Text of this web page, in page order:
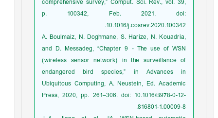
comprehensive survey,” Comput. Sci. Rev., vol. 39,
p. 100342, Feb. 2021, doi:
10.1016/j.cosrev.2020.100342.
A. Boulmaiz, N. Doghmane, S. Harize, N. Kouadria,
and D. Messadeg, “Chapter 9 - The use of WSN
(wireless sensor network) in the surveillance of
endangered bird species,” in Advances in
Ubiquitous Computing, A. Neustein, Ed. Academic
Press, 2020, pp. 261–306. doi: 10.1016/B978-0-12-
816801-1.00009-8.